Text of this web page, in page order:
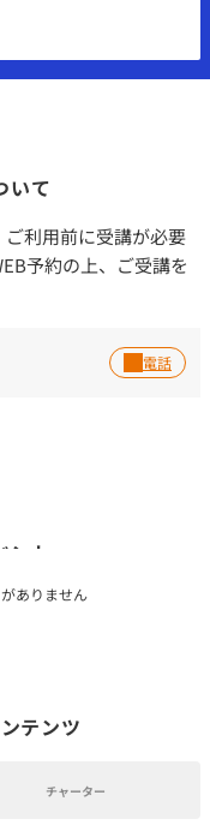
いて
利用前に受講が必要
予約の上、ご受講を
ト
ありません
テンツ
チャーター